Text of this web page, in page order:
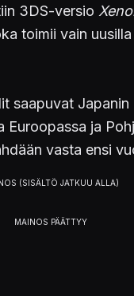
3DS-versio
toimii vain
saapuvat Japanin
Euroopassa ja
vasta ensi